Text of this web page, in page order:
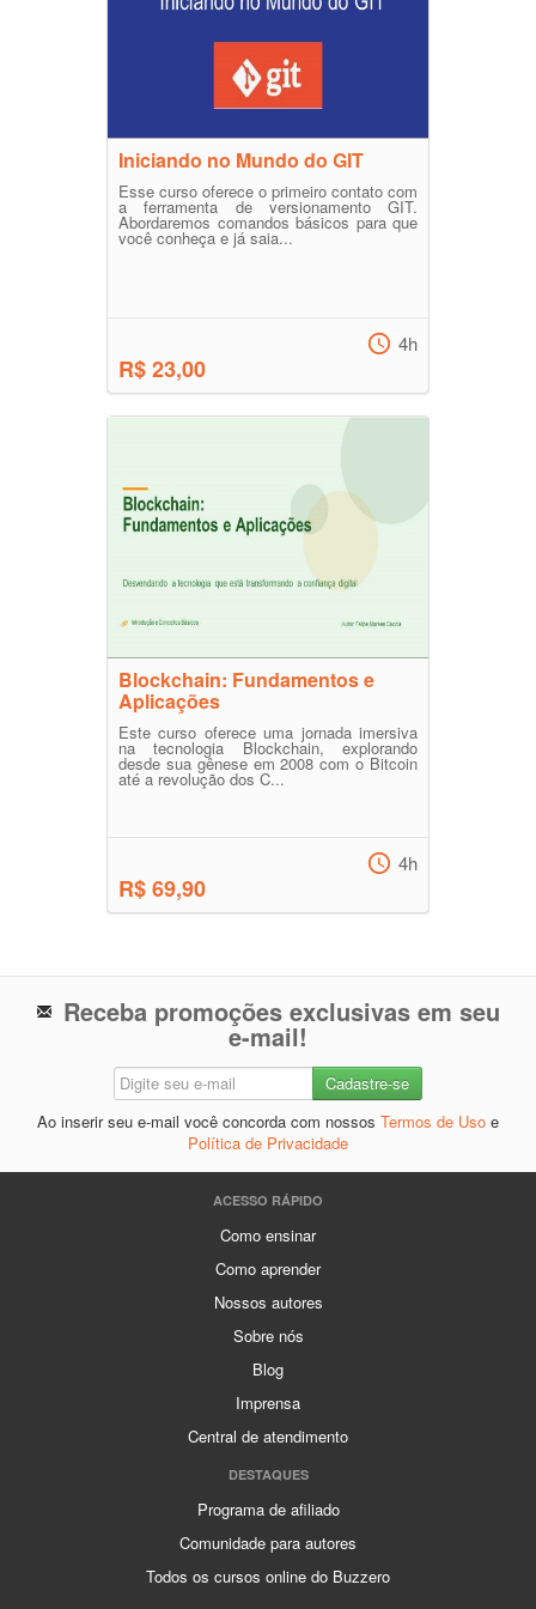
Iniciando no Mundo do GIT
Esse curso oferece o primeiro contato com
a ferramenta de versionamento GIT.
Abordaremos comandos básicos para que
você conheça e já saia...
R$ 23,00
4h
Blockchain: Fundamentos e
Aplicações
Este curso oferece uma jornada imersiva
na tecnologia Blockchain, explorando
desde sua gênese em 2008 com o Bitcoin
até a revolução dos C...
R$ 69,90
4h
Receba promoções exclusivas em seu
e-mail!
Ao inserir seu e-mail você concorda com nossos Termos de Uso e
Política de Privacidade
ACESSO RÁPIDO
Como ensinar
Como aprender
Nossos autores
Sobre nós
Blog
Imprensa
Central de atendimento
DESTAQUES
Programa de afiliado
Comunidade para autores
Todos os cursos online do Buzzero